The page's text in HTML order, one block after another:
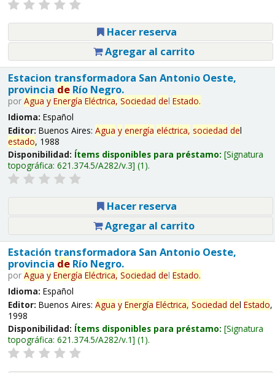
Hacer reserva
Agregar al carrito
Estacion transformadora San Antonio Oeste,
provincia deRío Negro.
por Agua y Energía Eléctrica, Sociedad del Estado.
Idioma: Español
Editor: Buenos Aires: Agua y energía eléctrica, sociedad del
estado, 1988
Disponibilidad: Ítems disponibles para préstamo: Signatura
topográfica: 621.374.5/A282/v.3 (1).
Hacer reserva
Agregar al carrito
Estación transformadora San Antonio Oeste,
provincia deRío Negro.
por Agua y Energía Eléctrica, Sociedad del Estado.
Idioma: Español
Editor: Buenos Aires: Agua y Energía Eléctrica, Sociedad del Estado,
1998
Disponibilidad: Ítems disponibles para préstamo: Signatura
topográfica: 621.374.5/A282/v.1 (1).